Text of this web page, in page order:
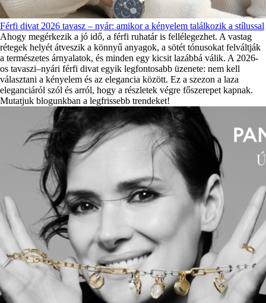
Férfi divat 2026 tavasz – nyár: amikor a kényelem találkozik a stílussal
Ahogy megérkezik a jó idő, a férfi ruhatár is fellélegezhet. A vastag
rétegek helyét átveszik a könnyű anyagok, a sötét tónusokat felváltják
a természetes árnyalatok, és minden egy kicsit lazábbá válik. A 2026-
os tavaszi–nyári férfi divat egyik legfontosabb üzenete: nem kell
választani a kényelem és az elegancia között. Ez a szezon a laza
eleganciáról szól és arról, hogy a részletek végre főszerepet kapnak.
Mutatjuk blogunkban a legfrissebb trendeket!